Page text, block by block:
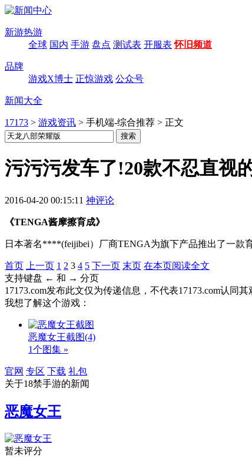
新游热游
全球 国内 手游 盘点 测试表 开服表 怀旧频道
品牌
游戏X博士 正惊游戏 公众号
新闻大全
17173 > 游戏资讯 > 手机端-综合推荐 > 正文
污污污发车了!20款不忍直视
2016-04-20 00:15:11 神评论
《TENGA酱摩擦育成》
日本著名****(feijibei）厂商TENGA为旗下产品推出了一款
首页 上一页 1 2 3 4 5 下一页 末页 在本页阅读全文
支持键盘 ← 和 → 分页
17173.com发布此文仅为传递信息，不代表17173.com认同其
我想了解这个游戏：
恶魔女王截图(4)
1个图集 »
官网 专区 下载 礼包
关于18禁手游的新闻
恶魔女王
暂未评分